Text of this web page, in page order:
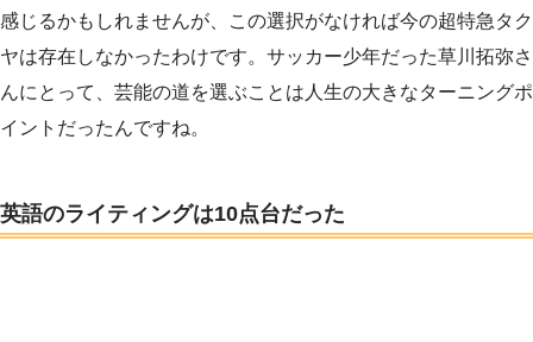
感じるかもしれませんが、この選択がなければ今の超特急タク
ヤは存在しなかったわけです。サッカー少年だった草川拓弥さ
んにとって、芸能の道を選ぶことは人生の大きなターニングポ
イントだったんですね。
英語のライティングは10点台だった